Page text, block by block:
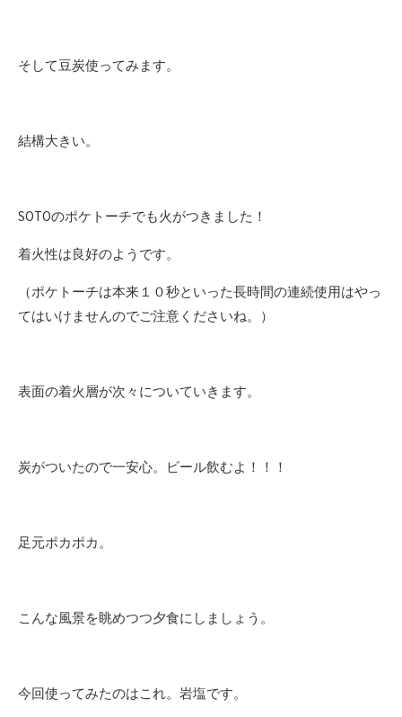
そして豆炭使ってみます。
結構大きい。
SOTOのポケトーチでも火がつきました！
着火性は良好のようです。
（ポケトーチは本来１０秒といった長時間の連続使用はやっ
てはいけませんのでご注意くださいね。）
表面の着火層が次々についていきます。
炭がついたので一安心。ビール飲むよ！！！
足元ポカポカ。
こんな風景を眺めつつ夕食にしましょう。
今回使ってみたのはこれ。岩塩です。